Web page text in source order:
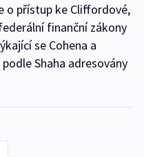
o přístup ke Cliffordové,
finanční zákony
se Cohena a
Shaha adresovány